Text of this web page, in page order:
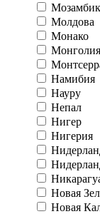
Мозамбик
Молдова
Монако
Монголия
Намибия
Науру
Непал
Нигер
Нигерия
Новая
Новая